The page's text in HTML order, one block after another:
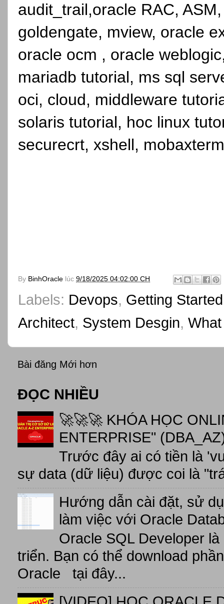
audit_trail,oracle RAC,
goldengate, mview, oracle
oracle ocm , oracle
mariadb tutorial, ms sql
oci, cloud, middleware
solaris tutorial, hoc linux
securecrt, xshell,
By BinhOracle lúc 9/18/2025 04:02:00 CH
Labels: Devops, Getting Started
Architect, System Desgin, What
Bài đăng Mới hơn
ĐỌC NHIỀU
🚀🚀🚀 KHÓA HỌC
ENTERPRISE"
Trước đây ai có tiền là
sự data (dữ liệu) được coi là
Hướng dẫn cài đặt, sử
làm việc với Oracle
Oracle SQL Developer
triển. Bạn có thể download
Oracle tại đây...